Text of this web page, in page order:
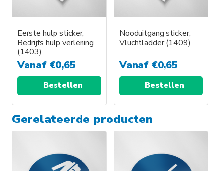
Eerste hulp sticker,
Bedrijfs hulp verlening
(1403)
Vanaf €0,65
Bestellen
Nooduitgang sticker,
Vluchtladder (1409)
Vanaf €0,65
Bestellen
Gerelateerde producten